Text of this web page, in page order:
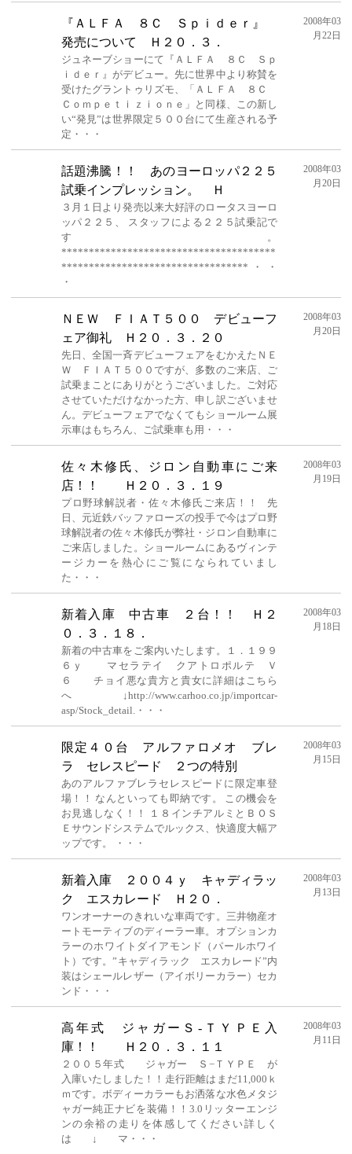
『ＡＬＦＡ ８Ｃ Ｓｐｉｄｅｒ』
発売について Ｈ２０．３．
ジュネーブショーにて『ＡＬＦＡ ８Ｃ Ｓｐ
ｉｄｅｒ』がデビュー。先に世界中より称賛を
受けたグラントゥリズモ、「ＡＬＦＡ ８Ｃ
Ｃｏｍｐｅｔｉｚｉｏｎｅ」と同様、この新し
い“発見”は世界限定５００台にて生産される予
定・・・
2008年03
月22日
話題沸騰！！ あのヨーロッパ２２５
試乗インプレッション。 Ｈ
３月１日より発売以来大好評のロータスヨーロ
ッパ２２５、 スタッフによる２２５試乗記で
す。
***************************************
**********************************・・
・
2008年03
月20日
ＮＥＷ ＦＩＡＴ５００ デビューフ
ェア御礼 Ｈ２０．３．２０
先日、全国一斉デビューフェアをむかえたＮＥ
Ｗ ＦＩＡＴ５００ですが、多数のご来店、ご
試乗まことにありがとうございました。ご対応
させていただけなかった方、申し訳ございませ
ん。デビューフェアでなくてもショールーム展
示車はもちろん、ご試乗車も用・・・
2008年03
月20日
佐々木修氏、ジロン自動車にご来
店！！ Ｈ２０．３．１９
プロ野球解説者・佐々木修氏ご来店！！ 先
日、元近鉄バッファローズの投手で今はプロ野
球解説者の佐々木修氏が弊社・ジロン自動車に
ご来店しました。ショールームにあるヴィンテ
ージカーを熱心にご覧になられていまし
た・・・
2008年03
月19日
新着入庫 中古車 ２台！！ Ｈ２
０．３．１８．
新着の中古車をご案内いたします。１．１９９
６ｙ マセラテイ クアトロポルテ Ｖ
６ チョイ悪な貴方と貴女に詳細はこちら
へ ↓http://www.carhoo.co.jp/importcar-
asp/Stock_detail.・・・
2008年03
月18日
限定４０台 アルファロメオ ブレ
ラ セレスピード ２つの特別
あのアルファブレラセレスピードに限定車登
場！！ なんといっても即納です。 この機会を
お見逃しなく！！ １８インチアルミとＢＯＳ
Ｅサウンドシステムでルックス、快適度大幅ア
ップです。 ・・・
2008年03
月15日
新着入庫 ２００４ｙ キャディラッ
ク エスカレード Ｈ２０．
ワンオーナーのきれいな車両です。三井物産オ
ートモーティブのディーラー車。オプションカ
ラーのホワイトダイアモンド（パールホワイ
ト）です。”キャディラック エスカレード”内
装はシェールレザー（アイボリーカラー）セカ
ンド・・・
2008年03
月13日
高年式 ジャガーＳ-ＴＹＰＥ入
庫！！ Ｈ２０．３．１１
２００５年式 ジャガー Ｓ−ＴＹＰＥ が
入庫いたしました！！走行距離はまだ11,000ｋ
ｍです。ボディーカラーもお洒落な水色メタジ
ャガー純正ナビを装備！！3.0リッターエンジ
ンの余裕の走りを体感してください詳しく
は ↓ マ・・・
2008年03
月11日